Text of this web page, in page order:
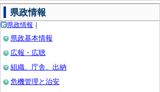
県政情報
県政情報 ｜
県政基本情報
広報・広聴
組織、庁舎、出納
危機管理と治安